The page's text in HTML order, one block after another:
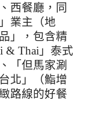
西餐廳，同
業主（地
」，包含精
& Thai 」泰式
「但馬家涮
北」（鮨增
路線的好餐